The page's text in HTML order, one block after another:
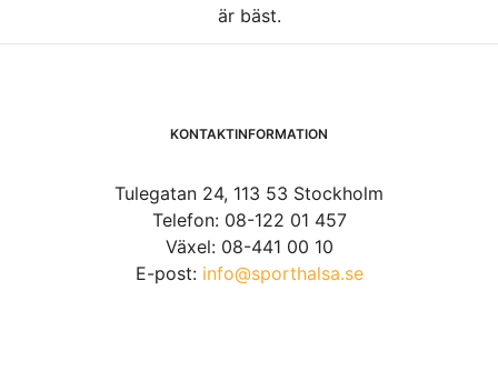
är bäst.
KONTAKTINFORMATION
Tulegatan 24, 113 53 Stockholm
Telefon: 08-122 01 457
Växel: 08-441 00 10
E-post: info@sporthalsa.se